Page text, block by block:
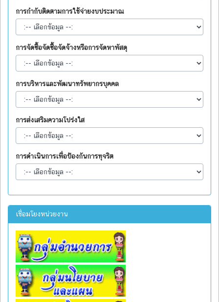
การกำกับติดตามการใช้จ่ายงบประมาณ
การจัดซื้อจัดซื้อจัดจ้างหรือการจัดหาพัสดุ
การบริหารและพัฒนาทรัพยากรบุคคล
การส่งเสริมความโปร่งใส
การดำเนินการเพื่อป้องกันการทุจริต
เชื่อมโยงหน่วยงาน